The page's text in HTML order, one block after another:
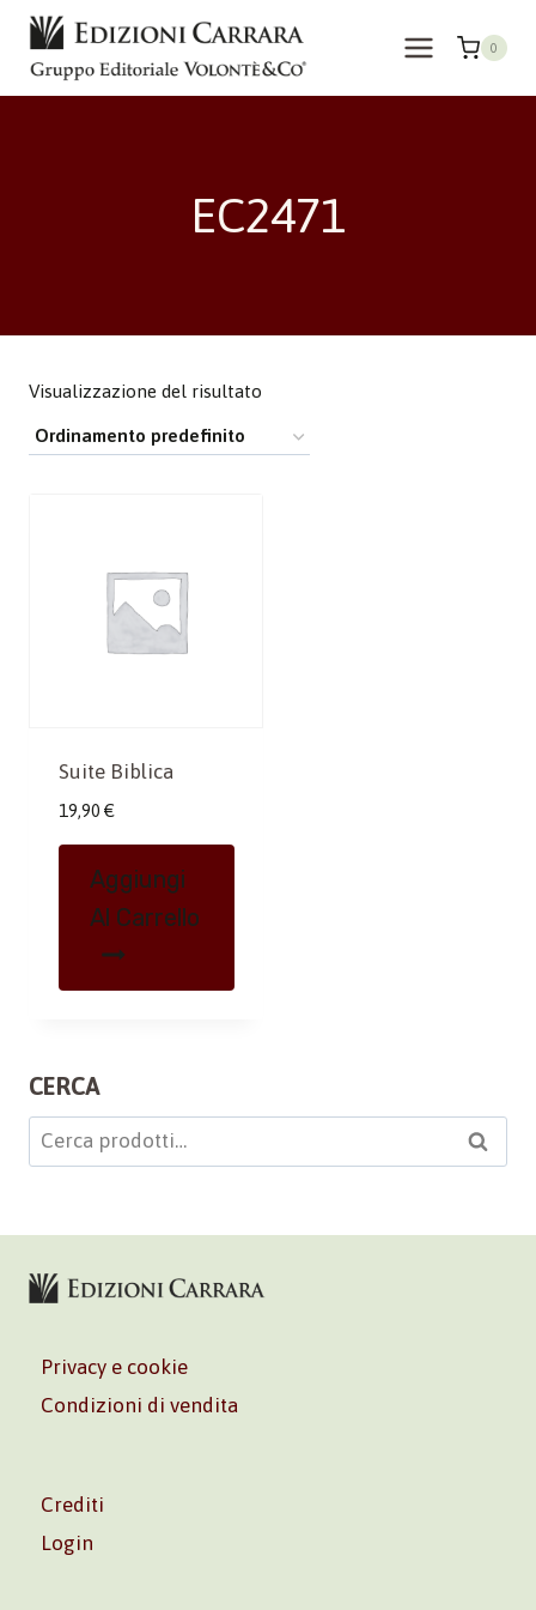
Salta
contenuto
0
EC2471
Visualizzazione del risultato
Suite Biblica
19,90 €
Aggiungi
Al Carrello
CERCA
Cerca: Cerca
Privacy e cookie
Condizioni di vendita
Crediti
Login